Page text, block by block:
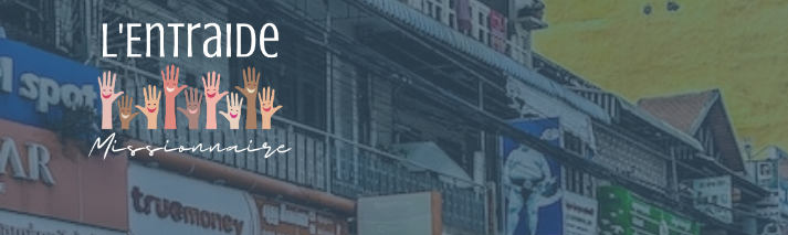
Aller
au
contenu